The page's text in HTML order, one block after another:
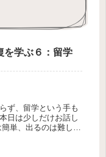
を学ぶ６：留学
ず、留学という手も
日は少しだけお話し